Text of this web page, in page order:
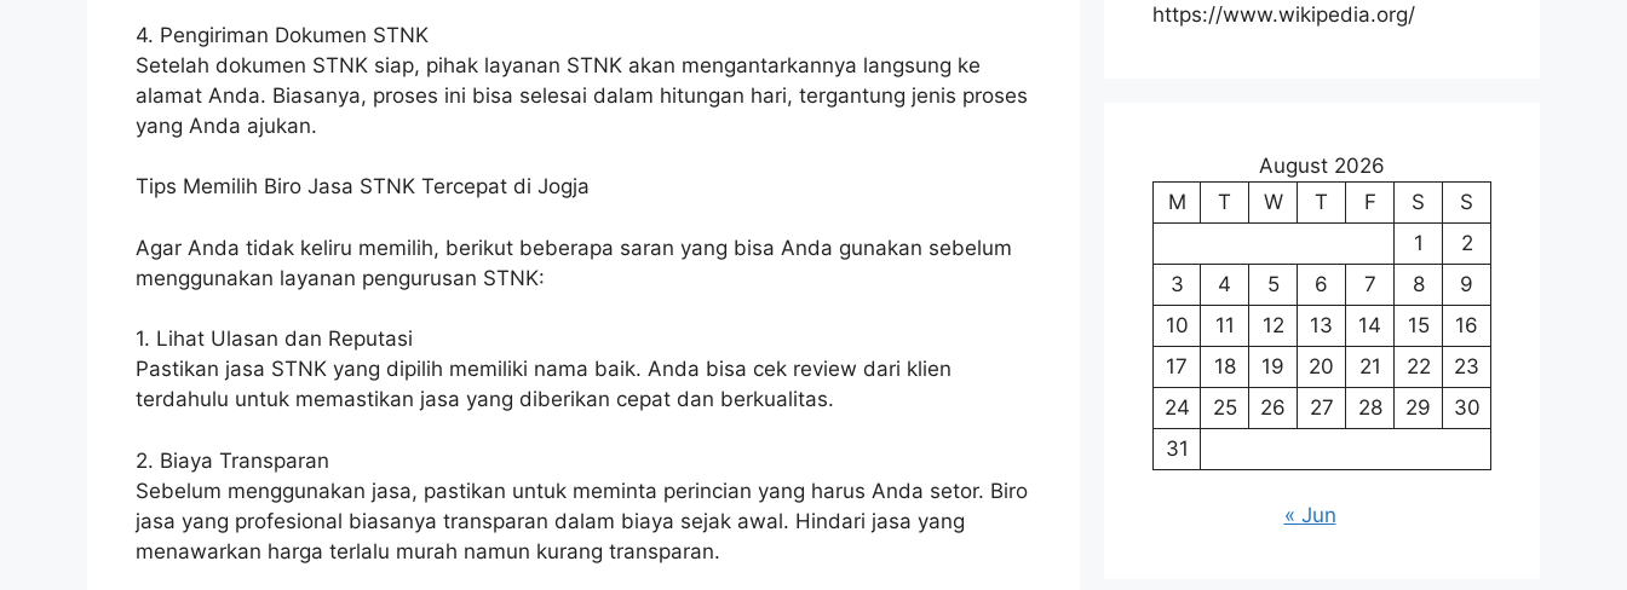
4. Pengiriman Dokumen STNK
Setelah dokumen STNK siap, pihak layanan STNK akan mengantarkannya langsung ke
alamat Anda. Biasanya, proses ini bisa selesai dalam hitungan hari, tergantung jenis proses
yang Anda ajukan.
Tips Memilih Biro Jasa STNK Tercepat di Jogja
Agar Anda tidak keliru memilih, berikut beberapa saran yang bisa Anda gunakan sebelum
menggunakan layanan pengurusan STNK:
1. Lihat Ulasan dan Reputasi
Pastikan jasa STNK yang dipilih memiliki nama baik. Anda bisa cek review dari klien
terdahulu untuk memastikan jasa yang diberikan cepat dan berkualitas.
2. Biaya Transparan
Sebelum menggunakan jasa, pastikan untuk meminta perincian yang harus Anda setor. Biro
jasa yang profesional biasanya transparan dalam biaya sejak awal. Hindari jasa yang
menawarkan harga terlalu murah namun kurang transparan.
https://www.wikipedia.org/
August 2026
M
T W T F S
S
1
2
3
4 5 6 7 8
9
10
11 12 13 14 15
16
17
18 19 20 21 22
23
24
25 26 27 28 29
30
31
« Jun